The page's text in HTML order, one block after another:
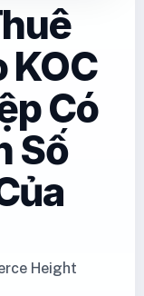
KOC
Có
Số
Height